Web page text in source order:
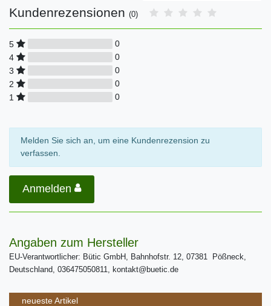
Kundenrezensionen (0)
5
0
4
0
3
0
2
0
1
0
Melden Sie sich an, um eine Kundenrezension zu
verfassen.
Anmelden
Angaben zum Hersteller
EU-Verantwortlicher: Bütic GmbH, Bahnhofstr. 12, 07381 Pößneck,
Deutschland, 036475050811, kontakt@buetic.de
neueste Artikel